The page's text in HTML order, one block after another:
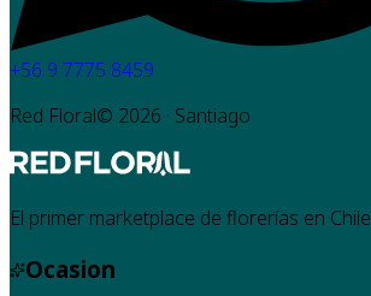
+56 9 7775 8459
Red Floral© 2026 · Santiago
El primer marketplace de florerías en Chile
Ocasion